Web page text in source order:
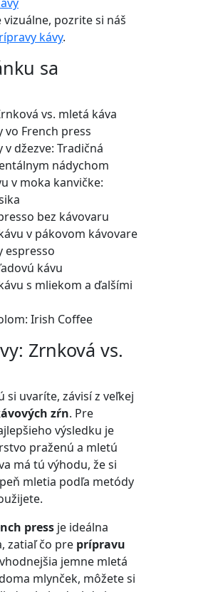
pozrite si náš
kávy.
sa
vs. mletá káva
vo French press
v džezve: Tradičná
nádychom
v moka kanvičke:
bez kávovaru
v pákovom kávovare
espresso
kávu
s mliekom a ďalšími
Irish Coffee
Zrnková vs.
si uvaríte, závisí z veľkej
zŕn. Pre
výsledku je
praženú a mletú
má tú výhodu, že si
mletia podľa metódy
press je ideálna
zatiaľ čo pre prípravu
jemne mletá
mlynček, môžete si